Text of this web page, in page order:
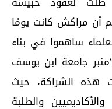
أن مراكش كانت يومًا
ساهموا في بناء
“منبر جامعة ابن يوسف
هذه الشراكة، حيث
والطلبة